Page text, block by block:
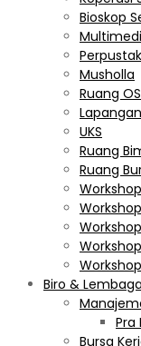
Bioskop
Musholla
Ruang
UKS
Ruang
Ruang
Biro & Lembaga
Pra
Bursa